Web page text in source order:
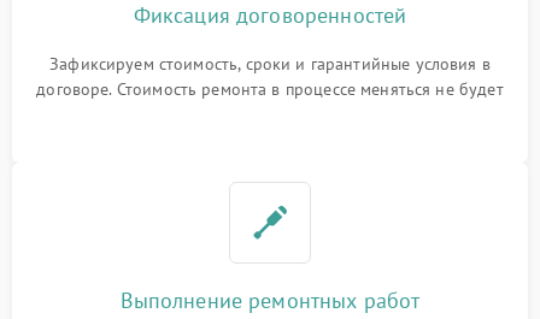
Фиксация договоренностей
Зафиксируем стоимость, сроки и гарантийные условия в
договоре. Стоимость ремонта в процессе меняться не будет
Выполнение ремонтных работ